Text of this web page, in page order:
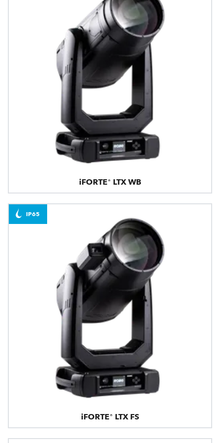
iFORTE® LTX WB
iFORTE® LTX FS
IP65